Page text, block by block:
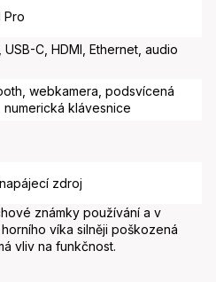
Pro
USB-C, HDMI, Ethernet, audio
webkamera, podsvícená
numerická klávesnice
zdroj
známky používání a v
víka silněji poškozená
vliv na funkčnost.